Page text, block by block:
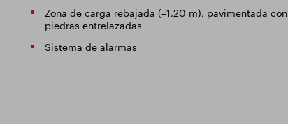
Zona de carga rebajada (–1,20 m), pavimentada con
piedras entrelazadas
Sistema de alarmas